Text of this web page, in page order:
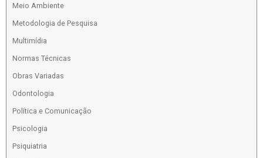
Meio Ambiente
Metodologia de Pesquisa
Multimídia
Normas Técnicas
Obras Variadas
Odontologia
Política e Comunicação
Psicologia
Psiquiatria